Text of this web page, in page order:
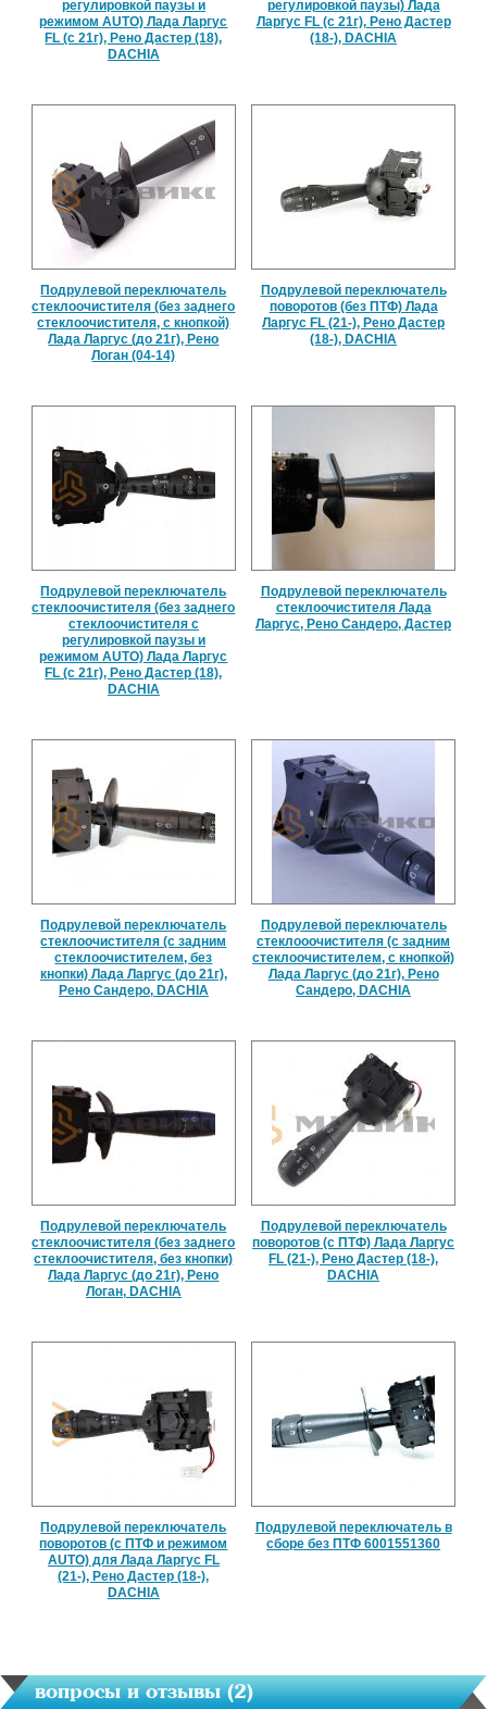
регулировкой паузы и
режимом AUTO) Лада Ларгус
FL (с 21г), Рено Дастер (18),
DACHIA
регулировкой паузы) Лада
Ларгус FL (с 21г), Рено Дастер
(18-), DACHIA
Подрулевой переключатель
стеклоочистителя (без заднего
стеклоочистителя, с кнопкой)
Лада Ларгус (до 21г), Рено
Логан (04-14)
Подрулевой переключатель
поворотов (без ПТФ) Лада
Ларгус FL (21-), Рено Дастер
(18-), DACHIA
Подрулевой переключатель
стеклоочистителя (без заднего
стеклоочистителя с
регулировкой паузы и
режимом AUTO) Лада Ларгус
FL (с 21г), Рено Дастер (18),
DACHIA
Подрулевой переключатель
стеклоочистителя Лада
Ларгус, Рено Сандеро, Дастер
Подрулевой переключатель
стеклоочистителя (с задним
стеклоочистителем, без
кнопки) Лада Ларгус (до 21г),
Рено Сандеро, DACHIA
Подрулевой переключатель
стеклооочистителя (с задним
стеклоочистителем, с кнопкой)
Лада Ларгус (до 21г), Рено
Сандеро, DACHIA
Подрулевой переключатель
стеклоочистителя (без заднего
стеклоочистителя, без кнопки)
Лада Ларгус (до 21г), Рено
Логан, DACHIA
Подрулевой переключатель
поворотов (с ПТФ) Лада Ларгус
FL (21-), Рено Дастер (18-),
DACHIA
Подрулевой переключатель
поворотов (с ПТФ и режимом
AUTO) для Лада Ларгус FL
(21-), Рено Дастер (18-),
DACHIA
Подрулевой переключатель в
сборе без ПТФ 6001551360
вопросы и отзывы (2)